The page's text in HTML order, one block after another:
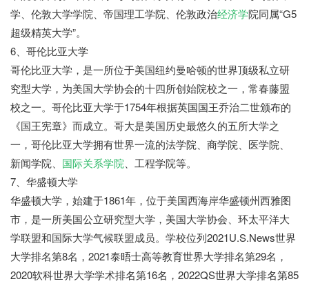
学、伦敦大学学院、帝国理工学院、伦敦政治经济学院同属“G5
超级精英大学”。
6、哥伦比亚大学
哥伦比亚大学，是一所位于美国纽约曼哈顿的世界顶级私立研
究型大学，为美国大学协会的十四所创始院校之一，常春藤盟
校之一。哥伦比亚大学于1754年根据英国国王乔治二世颁布的
《国王宪章》而成立。哥大是美国历史最悠久的五所大学之
一，哥伦比亚大学拥有世界一流的法学院、商学院、医学院、
新闻学院、 国际关系学院 、工程学院等。
7、华盛顿大学
华盛顿大学，始建于1861年，位于美国西海岸华盛顿州西雅图
市，是一所美国公立研究型大学，美国大学协会、环太平洋大
学联盟和国际大学气候联盟成员。学校位列2021U.S.News世界
大学排名第8名，2021泰晤士高等教育世界大学排名第29名，
2020软科世界大学学术排名第16名，2022QS世界大学排名第85